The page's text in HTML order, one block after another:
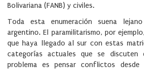
Bolivariana (FANB) y civiles.
Toda esta enumeración suena
argentino. El paramilitarismo, por
que haya llegado al sur con estas
categorías actuales que se discuten
problema es pensar conflictos desde